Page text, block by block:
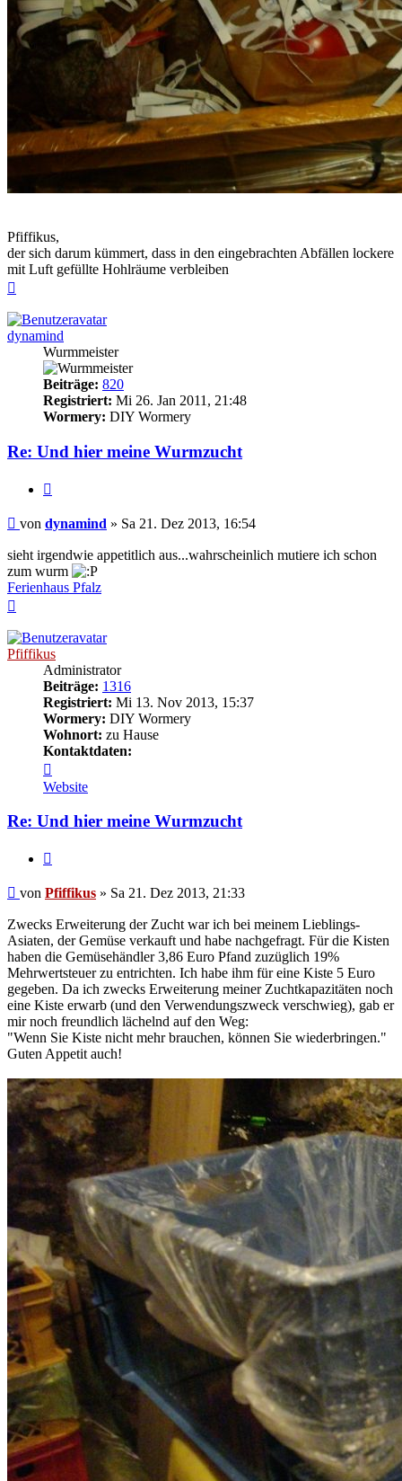
Pfiffikus,
der sich darum kümmert, dass in den eingebrachten Abfällen lockere
mit Luft gefüllte Hohlräume verbleiben
dynamind
Wurmmeister
Beiträge: 820
Registriert: Mi 26. Jan 2011, 21:48
Wormery: DIY Wormery
Re: Und hier meine Wurmzucht
Beitrag
von dynamind » Sa 21. Dez 2013, 16:54
sieht irgendwie appetitlich aus...wahrscheinlich mutiere ich schon
zum wurm
Ferienhaus Pfalz
Pfiffikus
Administrator
Beiträge: 1316
Registriert: Mi 13. Nov 2013, 15:37
Wormery: DIY Wormery
Wohnort: zu Hause
Kontaktdaten:
von
Pfiffikus
Website
Re: Und hier meine Wurmzucht
Beitrag
von Pfiffikus » Sa 21. Dez 2013, 21:33
Zwecks Erweiterung der Zucht war ich bei meinem Lieblings-
Asiaten, der Gemüse verkauft und habe nachgefragt. Für die Kisten
haben die Gemüsehändler 3,86 Euro Pfand zuzüglich 19%
Mehrwertsteuer zu entrichten. Ich habe ihm für eine Kiste 5 Euro
gegeben. Da ich zwecks Erweiterung meiner Zuchtkapazitäten noch
eine Kiste erwarb (und den Verwendungszweck verschwieg), gab er
mir noch freundlich lächelnd auf den Weg:
"Wenn Sie Kiste nicht mehr brauchen, können Sie wiederbringen."
Guten Appetit auch!